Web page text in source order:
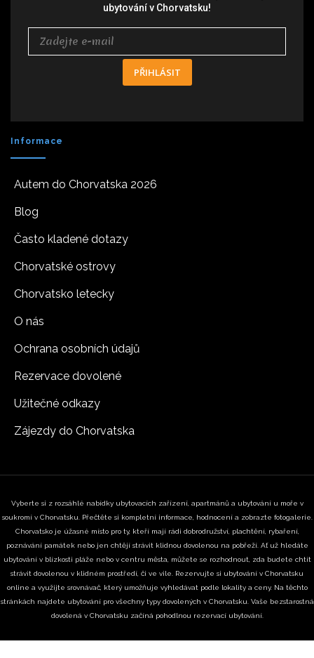
ubytování v Chorvatsku!
PŘIHLÁSIT
Informace
Autem do Chorvatska 2026
Blog
Často kladené dotazy
Chorvatské ostrovy
Chorvatsko letecky
O nás
Ochrana osobních údajů
Rezervace dovolené
Užitečné odkazy
Zájezdy do Chorvatska
Vyberte si z rozsáhlé nabídky ubytovacích zařízení, apartmánů a ubytování u moře v
soukromí v Chorvatsku. Přečtěte si kompletní informace, hodnocení a zobrazte fotogalerie.
Chorvatsko je úžasné místo pro ty, kteří mají rádi dobrodružství, plachtění, rybaření,
poznávání památek nebo jen chtějí strávit klidnou dovolenou na pobřeží. Ať už hledáte
ubytování v blízkosti pláže nebo v centru města, můžete se rozhodnout, zda budete chtít
strávit dovolenou v klidném prostředí, či ve vile. Rezervujte si ubytování v Chorvatsku
online a využijte srovnávač, který umožňuje vyhledávat podle lokality a ceny. Na těchto
stránkách najdete ubytování pro všechny typy dovolených v Chorvatsku. Vaše bezstarostná
dovolená v Chorvatsku začíná pohodlnou rezervací ubytování.